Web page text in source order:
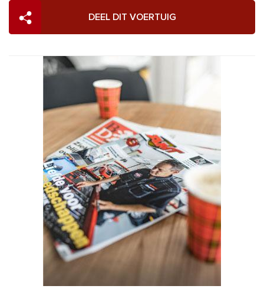
DEEL DIT VOERTUIG